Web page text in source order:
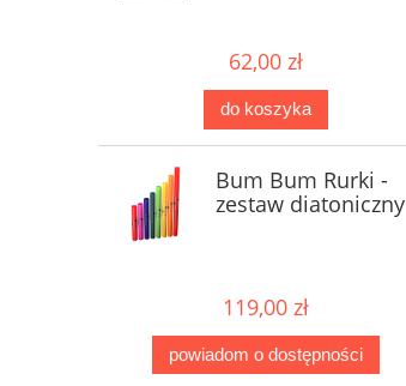
62,00 zł
do koszyka
Bum Bum Rurki -
zestaw diatoniczny
119,00 zł
powiadom o dostępności